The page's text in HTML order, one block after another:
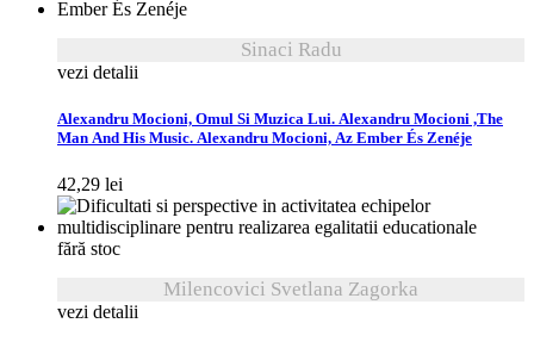
Sinaci Radu
vezi detalii
Alexandru Mocioni, Omul Si Muzica Lui. Alexandru Mocioni ,The
Man And His Music. Alexandru Mocioni, Az Ember És Zenéje
42,29 lei
fără stoc
Milencovici Svetlana Zagorka
vezi detalii